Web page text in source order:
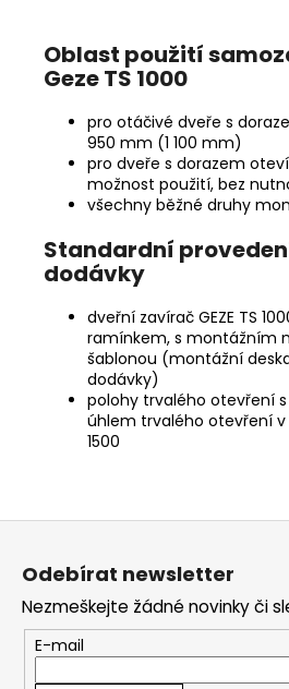
Oblast použití
Geze TS 1000
pro otáčivé dveře s
950 mm (1 100 mm)
pro dveře s dorazem
možnost použití, bez
všechny běžné druhy
Standardní
dodávky
dveřní zavírač GEZE TS
ramínkem, s montážním
šablonou (montážní
dodávky)
polohy trvalého otevření
úhlem trvalého otevření v
1500
Odebírat newsletter
Nezmeškejte žádné novinky či
E-mail